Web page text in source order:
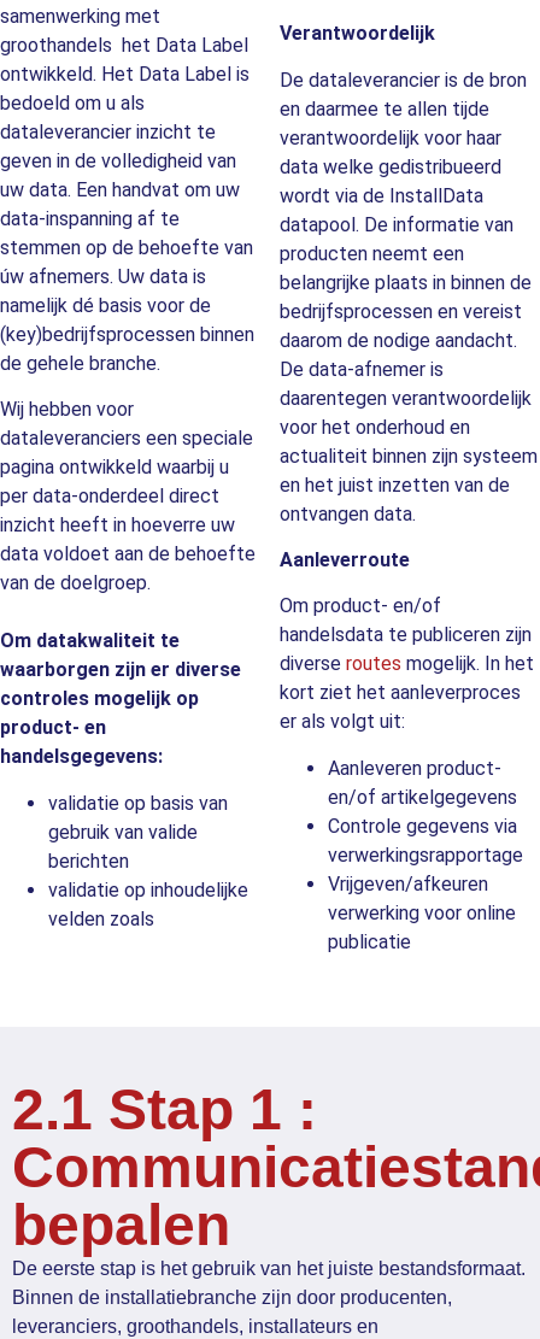
samenwerking met
groothandels het Data Label
ontwikkeld. Het Data Label is
bedoeld om u als
dataleverancier inzicht te
geven in de volledigheid van
uw data. Een handvat om uw
data-inspanning af te
stemmen op de behoefte van
úw afnemers. Uw data is
namelijk dé basis voor de
(key)bedrijfsprocessen binnen
de gehele branche.
Wij hebben voor
dataleveranciers een speciale
pagina ontwikkeld waarbij u
per data-onderdeel direct
inzicht heeft in hoeverre uw
data voldoet aan de behoefte
van de doelgroep.
Om datakwaliteit te
waarborgen zijn er diverse
controles mogelijk op
product- en
handelsgegevens:
validatie op basis van
gebruik van valide
berichten
validatie op inhoudelijke
velden zoals
Verantwoordelijk
De dataleverancier is de bron
en daarmee te allen tijde
verantwoordelijk voor haar
data welke gedistribueerd
wordt via de InstallData
datapool. De informatie van
producten neemt een
belangrijke plaats in binnen de
bedrijfsprocessen en vereist
daarom de nodige aandacht.
De data-afnemer is
daarentegen verantwoordelijk
voor het onderhoud en
actualiteit binnen zijn systeem
en het juist inzetten van de
ontvangen data.
Aanleverroute
Om product- en/of
handelsdata te publiceren zijn
diverse routes mogelijk. In het
kort ziet het aanleverproces
er als volgt uit:
Aanleveren product-
en/of artikelgegevens
Controle gegevens via
verwerkingsrapportage
Vrijgeven/afkeuren
verwerking voor online
publicatie
2.1 Stap 1 :
bepalen
De eerste stap is het gebruik van het juiste bestandsformaat.
Binnen de installatiebranche zijn door producenten,
leveranciers, groothandels, installateurs en